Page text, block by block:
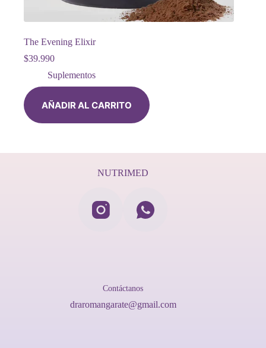
The Evening Elixir
$39.990
Suplementos
AÑADIR AL CARRITO
NUTRIMED
Contáctanos
draromangarate@gmail.com